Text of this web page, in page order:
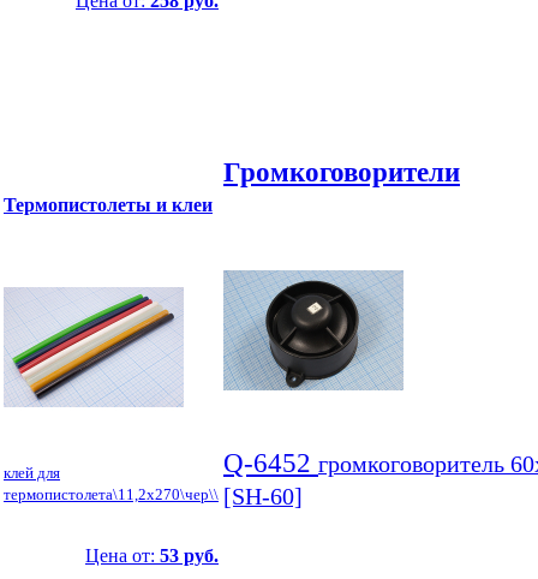
Термопистолеты и клеи
клей для
термопистолета\11,2x270\чер\\
Цена от: 53 руб.
Громкоговорители
Q-6452 громкоговоритель
[SH-60]